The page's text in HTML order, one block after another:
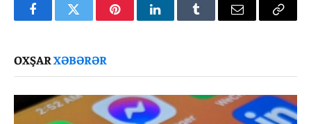
FacebookTwitter PinterestLinkedInTumblr Email
Copy
OXŞARXƏBƏRƏR